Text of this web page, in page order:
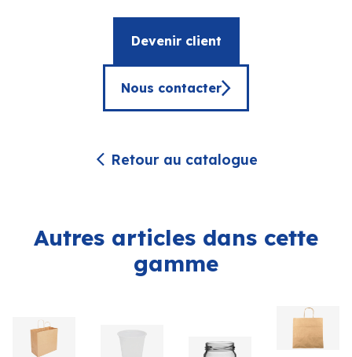
Devenir client
Nous contacter
Retour au catalogue
Autres articles dans cette
gamme